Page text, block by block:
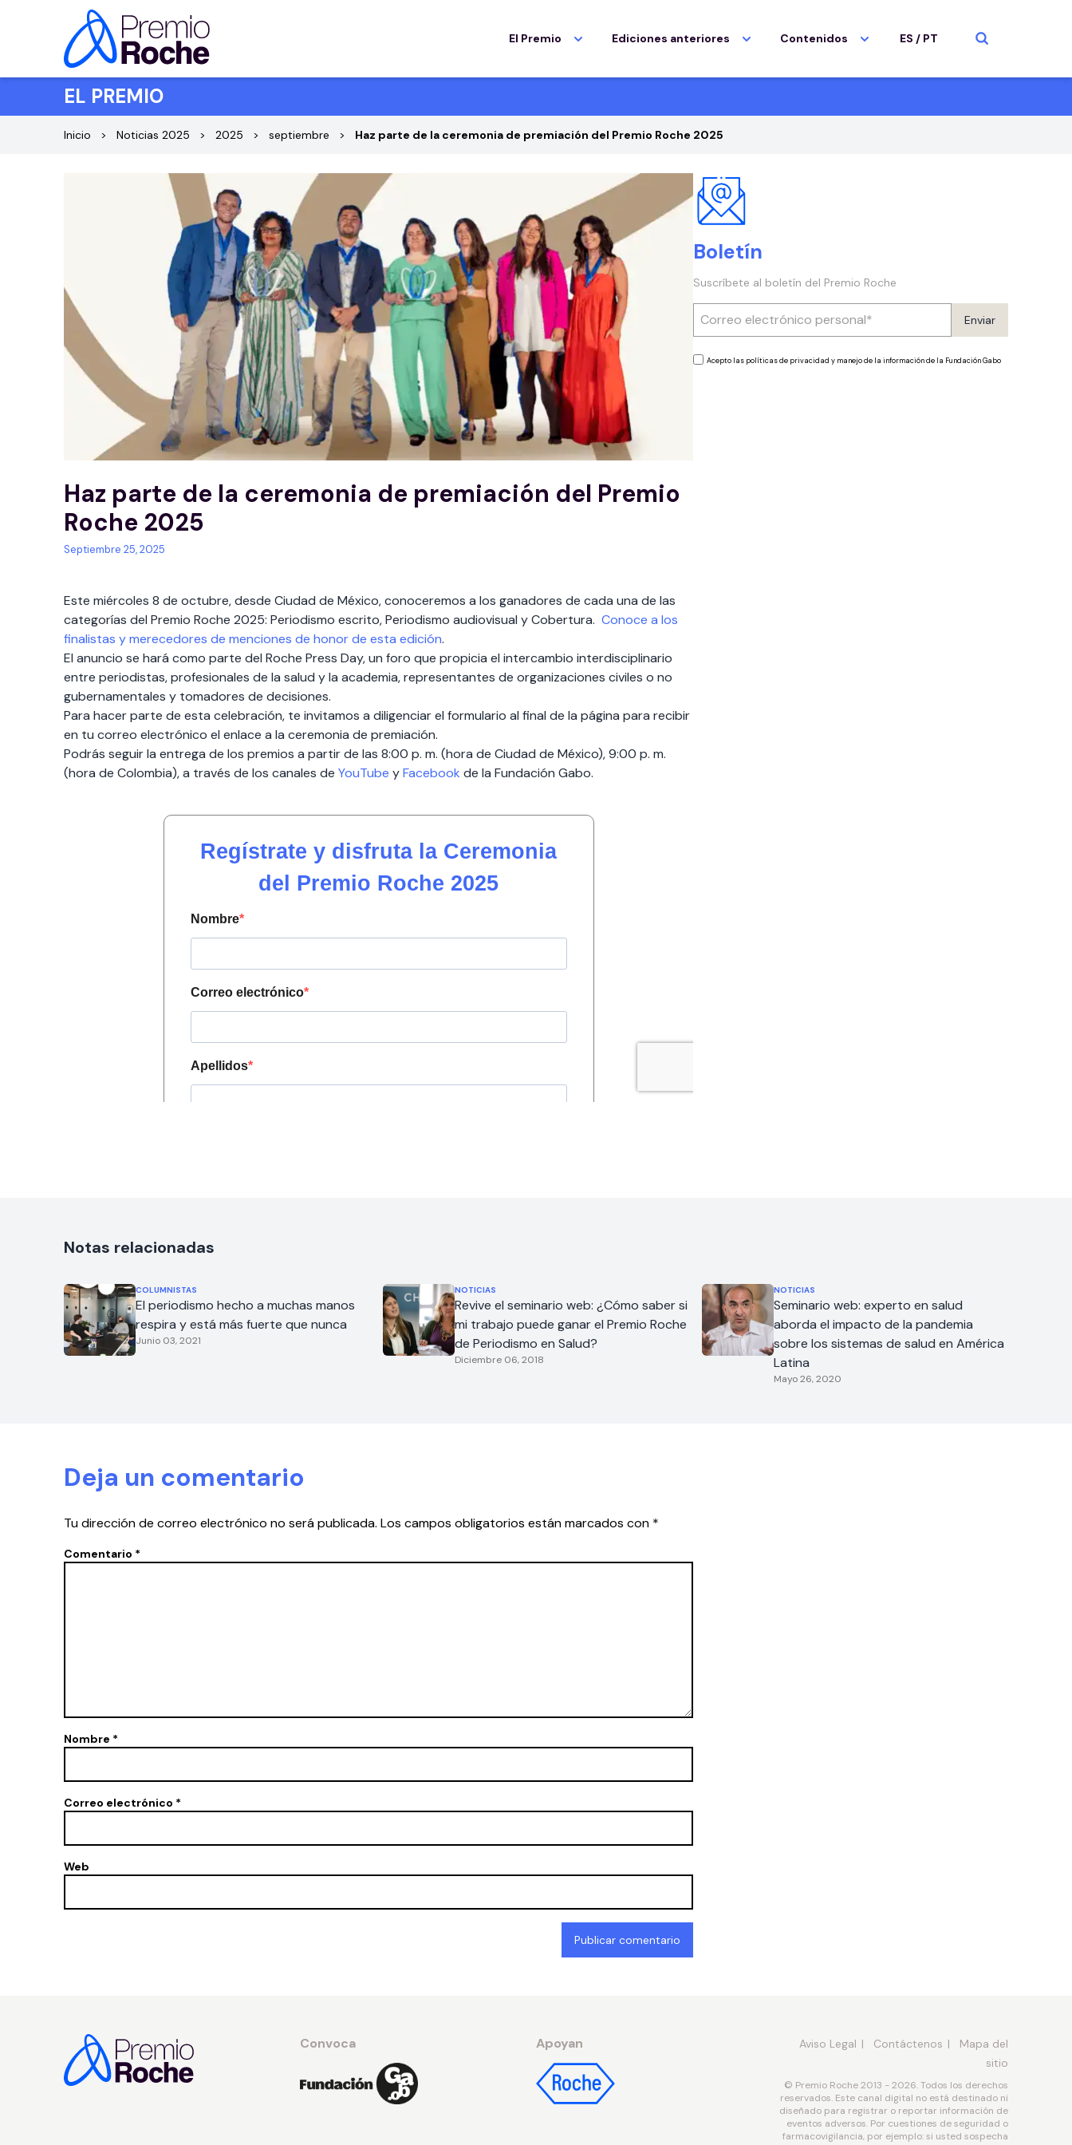
Saltar al contenido
El Premio Ediciones anteriores Contenidos ES / PT
EL PREMIO
Inicio Noticias 2025 2025 septiembre Haz parte de la ceremonia de premiación del Premio Roche 2025
Haz parte de la ceremonia de premiación del Premio
Roche 2025
Septiembre 25, 2025
Este miércoles 8 de octubre, desde Ciudad de México, conoceremos a los ganadores de cada una de las
categorías del Premio Roche 2025: Periodismo escrito, Periodismo audiovisual y Cobertura. Conoce a los
finalistas y merecedores de menciones de honor de esta edición.
El anuncio se hará como parte del Roche Press Day, un foro que propicia el intercambio interdisciplinario
entre periodistas, profesionales de la salud y la academia, representantes de organizaciones civiles o no
gubernamentales y tomadores de decisiones.
Para hacer parte de esta celebración, te invitamos a diligenciar el formulario al final de la página para recibir
en tu correo electrónico el enlace a la ceremonia de premiación.
Podrás seguir la entrega de los premios a partir de las 8:00 p. m. (hora de Ciudad de México), 9:00 p. m.
(hora de Colombia), a través de los canales de YouTube yFacebook de la Fundación Gabo.
Boletín
Suscríbete al boletín del Premio Roche
Enviar
Acepto las políticas de privacidad y manejo de la información de la Fundación Gabo
Notas relacionadas
COLUMNISTAS
El periodismo hecho a muchas manos
respira y está más fuerte que nunca
Junio 03, 2021
NOTICIAS
Revive el seminario web: ¿Cómo saber si
mi trabajo puede ganar el Premio Roche
de Periodismo en Salud?
Diciembre 06, 2018
NOTICIAS
Seminario web: experto en salud
aborda el impacto de la pandemia
sobre los sistemas de salud en América
Latina
Mayo 26, 2020
Deja un comentario
Tu dirección de correo electrónico no será publicada. Los campos obligatorios están marcados con *
Comentario *
Nombre *
Correo electrónico *
Web
Convoca Apoyan Aviso Legal Contáctenos
Mapa del
sitio
© Premio Roche 2013 - 2026. Todos los derechos
reservados. Este canal digital no está destinado ni
diseñado para registrar o reportar información de
eventos adversos. Por cuestiones de seguridad o
farmacovigilancia, por ejemplo: si usted sospecha